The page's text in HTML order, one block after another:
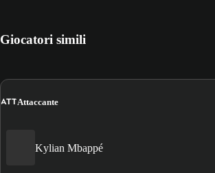
Giocatori simili
ATTAttaccante
Kylian Mbappé